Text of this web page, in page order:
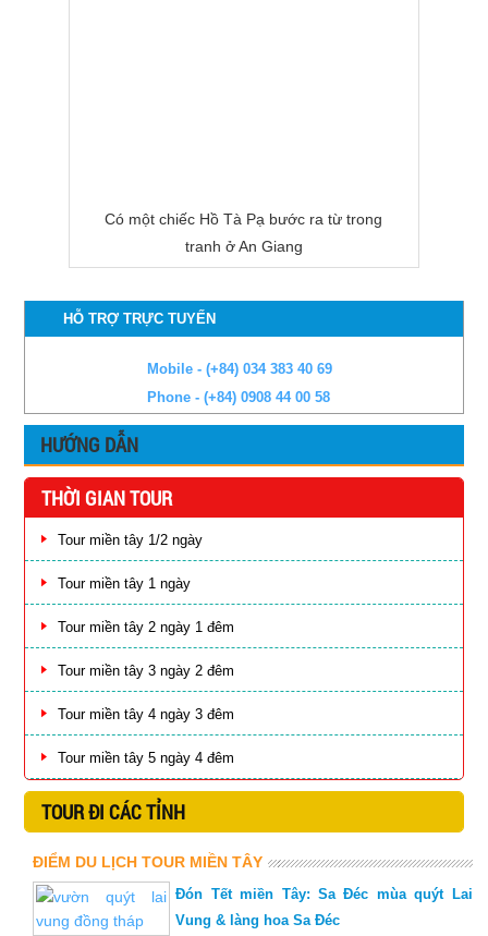
Có một chiếc Hồ Tà Pạ bước ra từ trong
tranh ở An Giang
HỖ TRỢ TRỰC TUYẾN
Mobile - (+84) 034 383 40 69
Phone - (+84) 0908 44 00 58
HƯỚNG DẪN
THỜI GIAN TOUR
Tour miền tây 1/2 ngày
Tour miền tây 1 ngày
Tour miền tây 2 ngày 1 đêm
Tour miền tây 3 ngày 2 đêm
Tour miền tây 4 ngày 3 đêm
Tour miền tây 5 ngày 4 đêm
TOUR ĐI CÁC TỈNH
ĐIỂM DU LỊCH TOUR MIỀN TÂY
Đón Tết miền Tây: Sa Đéc mùa quýt Lai
Vung & làng hoa Sa Đéc